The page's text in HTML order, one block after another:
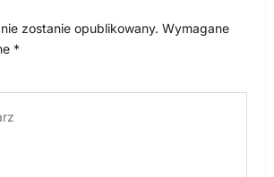
zostanie opublikowany. Wymagane
*